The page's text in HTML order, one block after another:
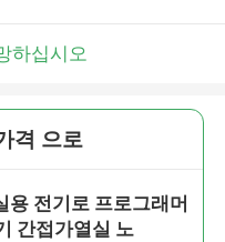
하십시오
격 으로
용 전기로 프로그래머
간접가열실 노